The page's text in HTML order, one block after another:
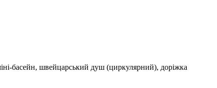
басейн, швейцарський душ (циркулярний), доріжка